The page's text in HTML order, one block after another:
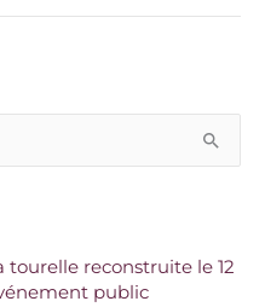
tourelle reconstruite le 12
public